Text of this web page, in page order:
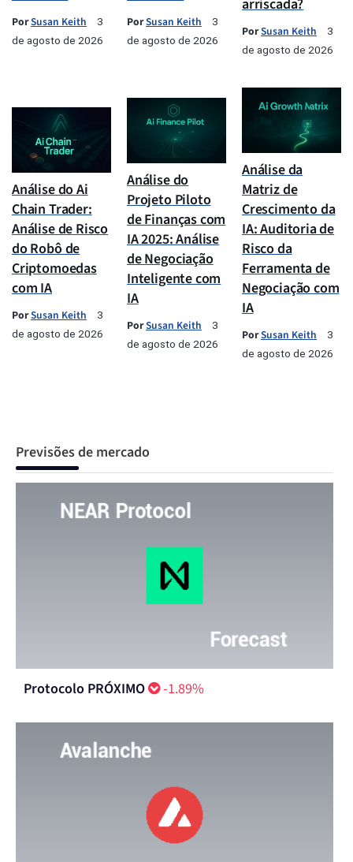
PorSusan Keith
3
de agosto de 2026
PorSusan Keith
3
de agosto de 2026
arriscada?
PorSusan Keith
3
de agosto de 2026
Análise do Ai
Chain Trader:
Análise de Risco
do Robô de
Criptomoedas
com IA
PorSusan Keith
3
de agosto de 2026
Análise do
Projeto Piloto
de Finanças com
IA 2025: Análise
de Negociação
Inteligente com
IA
PorSusan Keith
3
de agosto de 2026
Análise da
Matriz de
Crescimento da
IA: Auditoria de
Risco da
Ferramenta de
Negociação com
IA
PorSusan Keith
3
de agosto de 2026
Previsões de mercado
Protocolo PRÓXIMO -1.89%